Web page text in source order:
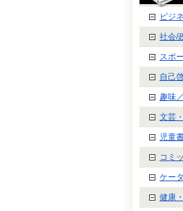
ビジ
社会/
スポ
自己
趣味
文芸
児童
コミ
ケー
健康